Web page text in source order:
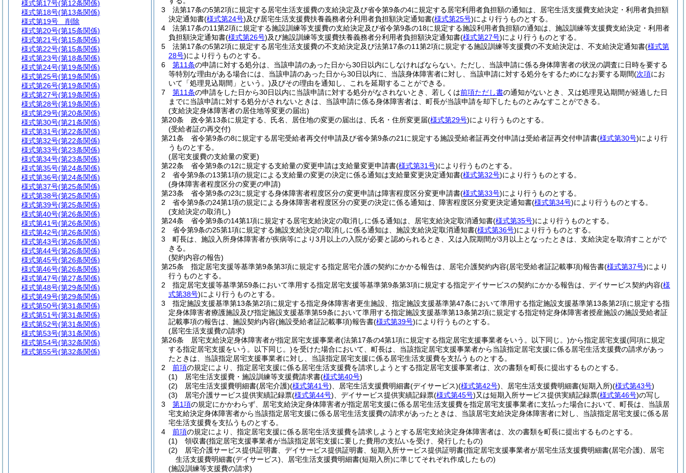
3
法第17条の5第2項に規定する居宅生活支援費の支給決定及び省令第9条の4に規定する居宅利用者負担額の通知は、居宅生活支援費支給決定・利用者負担額
決定通知書(様式第24号)及び居宅生活支援費扶養義務者分利用者負担額決定通知書(様式第25号)により行うものとする。
4
法第17条の11第2項に規定する施設訓練等支援費の支給決定及び省令第9条の18に規定する施設利用者負担額の通知は、施設訓練等支援費支給決定・利用者
負担額決定通知書(様式第26号)及び施設訓練等支援費扶養義務者分利用者負担額決定通知書(様式第27号)により行うものとする。
5
法第17条の5第2項に規定する居宅生活支援費の不支給決定及び法第17条の11第2項に規定する施設訓練等支援費の不支給決定は、不支給決定通知書(様式第
28号)により行うものとする。
6
第11条の申請に対する処分は、当該申請のあった日から30日以内にしなければならない。 ただし、当該申請に係る身体障害者の状況の調査に日時を要する
等特別な理由がある場合には、当該申請のあった日から30日以内に、当該身体障害者に対し、当該申請に対する処分をするためになお要する期間(次項にお
いて「処理見込期間」という。)及びその理由を通知し、これを延期することができる。
7
第11条の申請をした日から30日以内に当該申請に対する処分がなされないとき、若しくは前項ただし書の通知がないとき、又は処理見込期間が経過した日
までに当該申請に対する処分がされないときは、当該申請に係る身体障害者は、町長が当該申請を却下したものとみなすことができる。
(支給決定身体障害者の居住地等変更の届出)
第20条
政令第13条に規定する、氏名、居住地の変更の届出は、氏名・住所変更届(様式第29号)により行うものとする。
(受給者証の再交付)
第21条
省令第9条の8に規定する居宅受給者再交付申請及び省令第9条の21に規定する施設受給者証再交付申請は受給者証再交付申請書(様式第30号)により行
うものとする。
(居宅支援費の支給量の変更)
第22条
省令第9条の12に規定する支給量の変更申請は支給量変更申請書(様式第31号)により行うものとする。
2
省令第9条の13第1項の規定による支給量の変更の決定に係る通知は支給量変更決定通知書(様式第32号)により行うものとする。
(身体障害者程度区分の変更の申請)
第23条
省令第9条の23に規定する身体障害者程度区分の変更申請は障害程度区分変更申請書(様式第33号)により行うものとする。
2
省令第9条の24第1項の規定による身体障害者程度区分の変更の決定に係る通知は、障害程度区分変更決定通知書(様式第34号)により行うものとする。
(支給決定の取消し)
第24条
省令第9条の14第1項に規定する居宅支給決定の取消しに係る通知は、居宅支給決定取消通知書(様式第35号)により行うものとする。
2
省令第9条の25第1項に規定する施設支給決定の取消しに係る通知は、施設支給決定取消通知書(様式第36号)により行うものとする。
3
町長は、施設入所身体障害者が疾病等により3月以上の入院が必要と認められるとき、又は入院期間が3月以上となったときは、支給決定を取消すことがで
きる。
(契約内容の報告)
第25条
指定居宅支援等基準第9条第3項に規定する指定居宅介護の契約にかかる報告は、居宅介護契約内容(居宅受給者証記載事項)報告書(様式第37号)により
行うものとする。
2
指定居宅支援等基準第59条において準用する指定居宅支援等基準第9条第3項に規定する指定デイサービスの契約にかかる報告は、デイサービス契約内容(様
式第38号)により行うものとする。
3
指定施設支援基準第13条第2項に規定する指定身体障害者更生施設、指定施設支援基準第47条において準用する指定施設支援基準第13条第2項に規定する指
定身体障害者療護施設及び指定施設支援基準第59条において準用する指定施設支援基準第13条第2項に規定する指定特定身体障害者授産施設の施設受給者証
記載事項の報告は、施設契約内容(施設受給者証記載事項)報告書(様式第39号)により行うものとする。
(居宅生活支援費の請求)
第26条
居宅支給決定身体障害者が指定居宅支援事業者(法第17条の4第1項に規定する指定居宅支援事業者をいう。以下同じ。)から指定居宅支援(同項に規定
する指定居宅支援をいう。以下同じ。)を受けた場合において、町長は、当該指定居宅支援事業者から当該指定居宅支援に係る居宅生活支援費の請求があっ
たときは、当該指定居宅支援事業者に対し、当該指定居宅支援に係る居宅生活支援費を支払うものとする。
2
前項の規定により、指定居宅支援に係る居宅生活支援費を請求しようとする指定居宅支援事業者は、次の書類を町長に提出するものとする。
(1)
居宅生活支援費・施設訓練等支援費請求書(様式第40号)
(2)
居宅生活支援費明細書(居宅介護)(様式第41号) 、居宅生活支援費明細書(デイサービス)(様式第42号) 、居宅生活支援費明細書(短期入所)(様式第43号)
(3)
居宅介護サービス提供実績記録票(様式第44号) 、デイサービス提供実績記録票(様式第45号)又は短期入所サービス提供実績記録票(様式第46号)の写し
3
第1項の規定にかかわらず、居宅支給決定身体障害者が指定居宅支援に係る居宅生活支援費を指定居宅支援事業者に支払った場合において、町長は、当該居
宅支給決定身体障害者から当該指定居宅支援に係る居宅生活支援費の請求があったときは、当該居宅支給決定身体障害者に対し、当該指定居宅支援に係る居
宅生活支援費を支払うものとする。
4
前項の規定により、指定居宅支援に係る居宅生活支援費を請求しようとする居宅支給決定身体障害者は、次の書類を町長に提出するものとする。
(1)
領収書(指定居宅支援事業者が当該指定居宅支援に要した費用の支払いを受け、発行したもの)
(2)
居宅介護サービス提供証明書、デイサービス提供証明書、短期入所サービス提供証明書(指定居宅支援事業者が居宅生活支援費明細書(居宅介護) 、居宅
生活支援費明細書(デイサービス) 、居宅生活支援費明細書(短期入所)に準じてそれぞれ作成したもの)
(施設訓練等支援費の請求)
様式第17号(第12条関係)
様式第18号(第13条関係)
様式第19号 削除
様式第20号(第15条関係)
様式第21号(第15条関係)
様式第22号(第15条関係)
様式第23号(第18条関係)
様式第24号(第19条関係)
様式第25号(第19条関係)
様式第26号(第19条関係)
様式第27号(第19条関係)
様式第28号(第19条関係)
様式第29号(第20条関係)
様式第30号(第21条関係)
様式第31号(第22条関係)
様式第32号(第22条関係)
様式第33号(第23条関係)
様式第34号(第23条関係)
様式第35号(第24条関係)
様式第36号(第24条関係)
様式第37号(第25条関係)
様式第38号(第25条関係)
様式第39号(第25条関係)
様式第40号(第26条関係)
様式第41号(第26条関係)
様式第42号(第26条関係)
様式第43号(第26条関係)
様式第44号(第26条関係)
様式第45号(第26条関係)
様式第46号(第26条関係)
様式第47号(第27条関係)
様式第48号(第29条関係)
様式第49号(第29条関係)
様式第50号(第31条関係)
様式第51号(第31条関係)
様式第52号(第31条関係)
様式第53号(第31条関係)
様式第54号(第32条関係)
様式第55号(第32条関係)